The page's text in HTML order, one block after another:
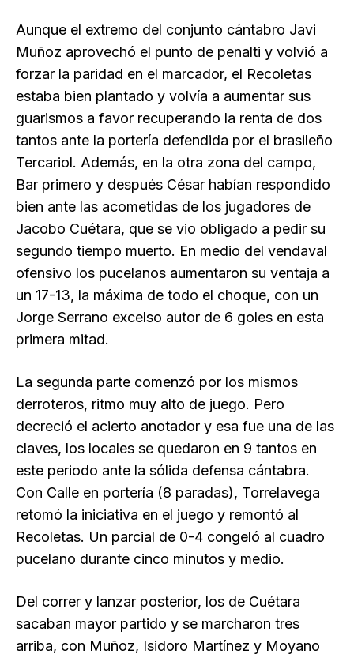
Aunque el extremo del conjunto cántabro Javi
Muñoz aprovechó el punto de penalti y volvió a
forzar la paridad en el marcador, el Recoletas
estaba bien plantado y volvía a aumentar sus
guarismos a favor recuperando la renta de dos
tantos ante la portería defendida por el brasileño
Tercariol. Además, en la otra zona del campo,
Bar primero y después César habían respondido
bien ante las acometidas de los jugadores de
Jacobo Cuétara, que se vio obligado a pedir su
segundo tiempo muerto. En medio del vendaval
ofensivo los pucelanos aumentaron su ventaja a
un 17-13, la máxima de todo el choque, con un
Jorge Serrano excelso autor de 6 goles en esta
primera mitad.
La segunda parte comenzó por los mismos
derroteros, ritmo muy alto de juego. Pero
decreció el acierto anotador y esa fue una de las
claves, los locales se quedaron en 9 tantos en
este periodo ante la sólida defensa cántabra.
Con Calle en portería (8 paradas), Torrelavega
retomó la iniciativa en el juego y remontó al
Recoletas. Un parcial de 0-4 congeló al cuadro
pucelano durante cinco minutos y medio.
Del correr y lanzar posterior, los de Cuétara
sacaban mayor partido y se marcharon tres
arriba, con Muñoz, Isidoro Martínez y Moyano